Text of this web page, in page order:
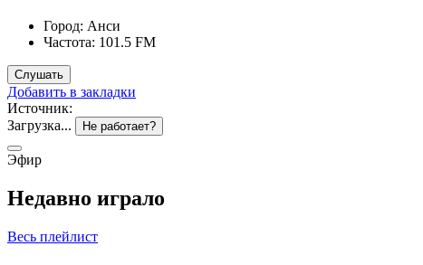
Город: Анси
Частота: 101.5 FM
Слушать
Добавить в закладки
Источник:
Загрузка...
Не работает?
Эфир
Недавно играло
Весь плейлист